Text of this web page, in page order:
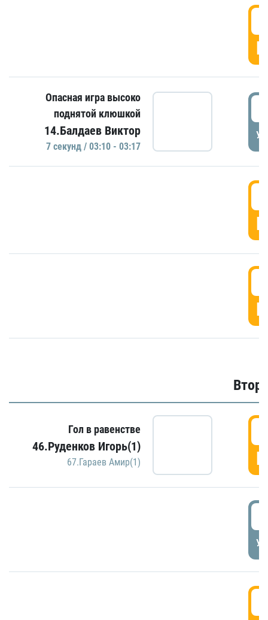
Опасная игра высоко
поднятой клюшкой
14.Балдаев Виктор
7 секунд / 03:10 - 03:17
Гол в равенстве
46.Руденков Игорь(1)
67.Гараев Амир(1)